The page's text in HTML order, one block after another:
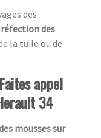
des
des
la tuile ou de
appel
34
mousses sur